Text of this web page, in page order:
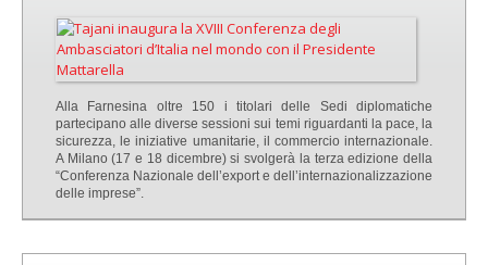
Alla Farnesina oltre 150 i titolari delle Sedi diplomatiche
partecipano alle diverse sessioni sui temi riguardanti la pace, la
sicurezza, le iniziative umanitarie, il commercio internazionale.
A Milano (17 e 18 dicembre) si svolgerà la terza edizione della
“Conferenza Nazionale dell’export e dell’internazionalizzazione
delle imprese”.